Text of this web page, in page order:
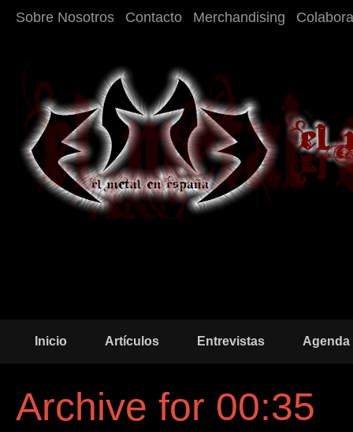
Sobre Nosotros Contacto Merchandising
Inicio Artículos Entrevistas Agenda
Archive for 00:35